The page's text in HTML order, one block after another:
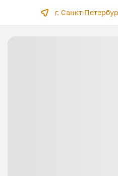
г. Санкт-